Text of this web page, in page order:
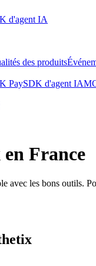
d'agent IA
des produits
PaySDK d'agent IA
France
avec les bons outils.